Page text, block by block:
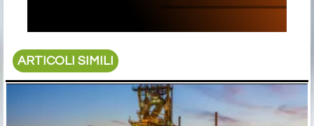
ARTICOLI SIMILI